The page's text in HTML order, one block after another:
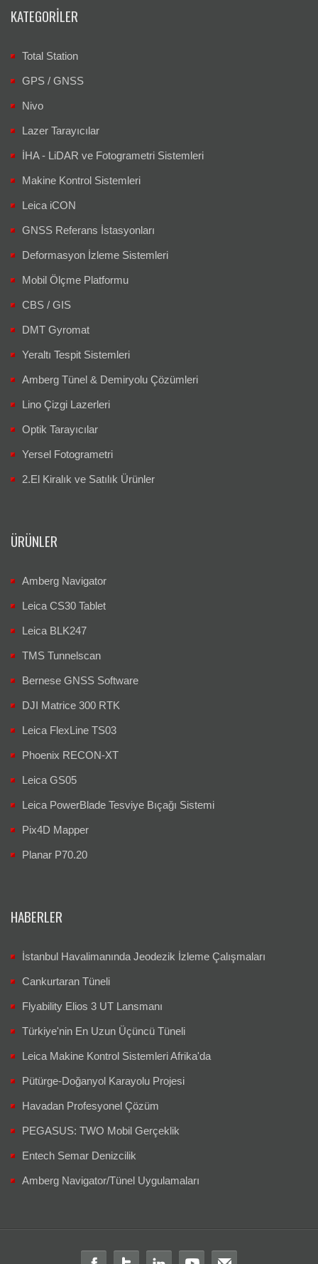
KATEGORILER
Total Station
GPS / GNSS
Nivo
Lazer Tarayıcılar
İHA - LiDAR ve Fotogrametri Sistemleri
Makine Kontrol Sistemleri
Leica iCON
GNSS Referans İstasyonları
Deformasyon İzleme Sistemleri
Mobil Ölçme Platformu
CBS / GIS
DMT Gyromat
Yeraltı Tespit Sistemleri
Amberg Tünel & Demiryolu Çözümleri
Lino Çizgi Lazerleri
Optik Tarayıcılar
Yersel Fotogrametri
2.El Kiralık ve Satılık Ürünler
ÜRÜNLER
Amberg Navigator
Leica CS30 Tablet
Leica BLK247
TMS Tunnelscan
Bernese GNSS Software
DJI Matrice 300 RTK
Leica FlexLine TS03
Phoenix RECON-XT
Leica GS05
Leica PowerBlade Tesviye Bıçağı Sistemi
Pix4D Mapper
Planar P70.20
HABERLER
İstanbul Havalimanında Jeodezik İzleme Çalışmaları
Cankurtaran Tüneli
Flyability Elios 3 UT Lansmanı
Türkiye'nin En Uzun Üçüncü Tüneli
Leica Makine Kontrol Sistemleri Afrika'da
Pütürge-Doğanyol Karayolu Projesi
Havadan Profesyonel Çözüm
PEGASUS: TWO Mobil Gerçeklik
Entech Semar Denizcilik
Amberg Navigator/Tünel Uygulamaları